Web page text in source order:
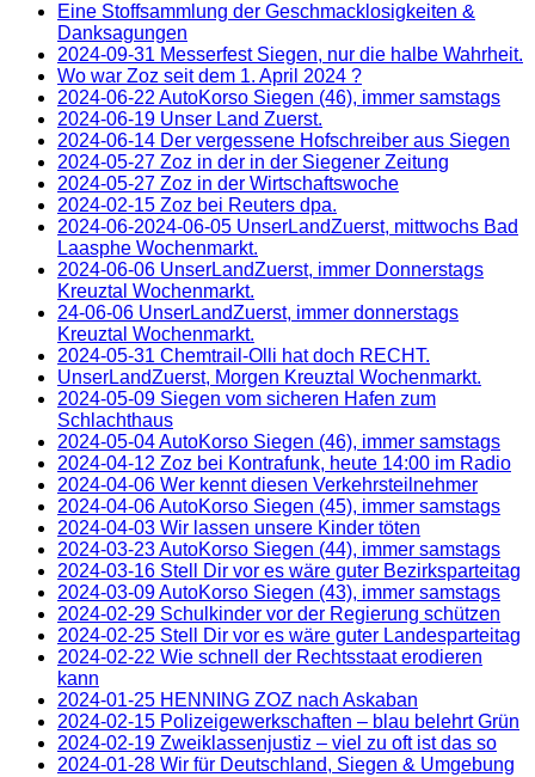
Eine Stoffsammlung der Geschmacklosigkeiten &
Danksagungen
2024-09-31 Messerfest Siegen, nur die halbe Wahrheit.
Wo war Zoz seit dem 1. April 2024 ?
2024-06-22 AutoKorso Siegen (46), immer samstags
2024-06-19 Unser Land Zuerst.
2024-06-14 Der vergessene Hofschreiber aus Siegen
2024-05-27 Zoz in der in der Siegener Zeitung
2024-05-27 Zoz in der Wirtschaftswoche
2024-02-15 Zoz bei Reuters dpa.
2024-06-2024-06-05 UnserLandZuerst, mittwochs Bad
Laasphe Wochenmarkt.
2024-06-06 UnserLandZuerst, immer Donnerstags
Kreuztal Wochenmarkt.
24-06-06 UnserLandZuerst, immer donnerstags
Kreuztal Wochenmarkt.
2024-05-31 Chemtrail-Olli hat doch RECHT.
UnserLandZuerst, Morgen Kreuztal Wochenmarkt.
2024-05-09 Siegen vom sicheren Hafen zum
Schlachthaus
2024-05-04 AutoKorso Siegen (46), immer samstags
2024-04-12 Zoz bei Kontrafunk, heute 14:00 im Radio
2024-04-06 Wer kennt diesen Verkehrsteilnehmer
2024-04-06 AutoKorso Siegen (45), immer samstags
2024-04-03 Wir lassen unsere Kinder töten
2024-03-23 AutoKorso Siegen (44), immer samstags
2024-03-16 Stell Dir vor es wäre guter Bezirksparteitag
2024-03-09 AutoKorso Siegen (43), immer samstags
2024-02-29 Schulkinder vor der Regierung schützen
2024-02-25 Stell Dir vor es wäre guter Landesparteitag
2024-02-22 Wie schnell der Rechtsstaat erodieren
kann
2024-01-25 HENNING ZOZ nach Askaban
2024-02-15 Polizeigewerkschaften – blau belehrt Grün
2024-02-19 Zweiklassenjustiz – viel zu oft ist das so
2024-01-28 Wir für Deutschland, Siegen & Umgebung